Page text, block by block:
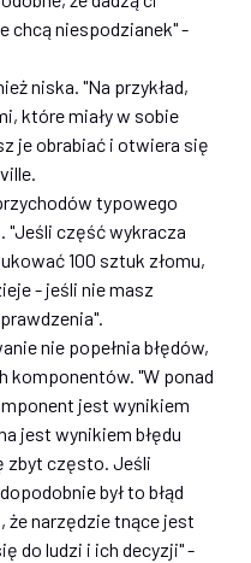
chcą niespodzianek" -
niska. "Na przykład,
które miały w sobie
je obrabiać i otwiera się
typowego
"Jeśli część wykracza
100 sztuk złomu,
- jeśli nie masz
nie popełnia błędów,
komponentów. "W ponad
jest wynikiem
jest wynikiem błędu
zbyt często. Jeśli
był to błąd
że narzędzie tnące jest
do ludzi i ich decyzji" -